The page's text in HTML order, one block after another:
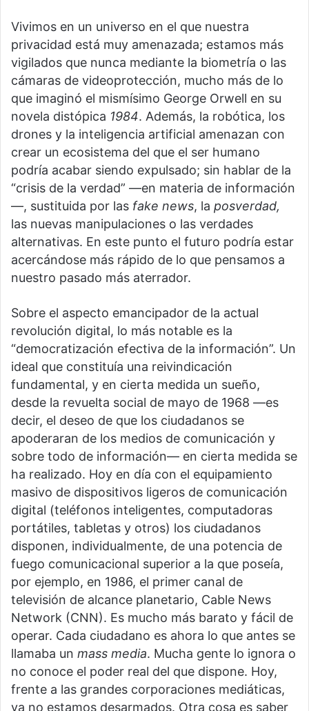
Vivimos en un universo en el que nuestra
privacidad está muy amenazada; estamos más
vigilados que nunca mediante la biometría o las
cámaras de videoprotección, mucho más de lo
que imaginó el mismísimo George Orwell en su
novela distópica 1984. Además, la robótica, los
drones y la inteligencia artificial amenazan con
crear un ecosistema del que el ser humano
podría acabar siendo expulsado; sin hablar de la
“crisis de la verdad” —en materia de información
—, sustituida por las fake news, la posverdad,
las nuevas manipulaciones o las verdades
alternativas. En este punto el futuro podría estar
acercándose más rápido de lo que pensamos a
nuestro pasado más aterrador.
Sobre el aspecto emancipador de la actual
revolución digital, lo más notable es la
“democratización efectiva de la información”. Un
ideal que constituía una reivindicación
fundamental, y en cierta medida un sueño,
desde la revuelta social de mayo de 1968 —es
decir, el deseo de que los ciudadanos se
apoderaran de los medios de comunicación y
sobre todo de información— en cierta medida se
ha realizado. Hoy en día con el equipamiento
masivo de dispositivos ligeros de comunicación
digital (teléfonos inteligentes, computadoras
portátiles, tabletas y otros) los ciudadanos
disponen, individualmente, de una potencia de
fuego comunicacional superior a la que poseía,
por ejemplo, en 1986, el primer canal de
televisión de alcance planetario, Cable News
Network (CNN). Es mucho más barato y fácil de
operar. Cada ciudadano es ahora lo que antes se
llamaba un mass media. Mucha gente lo ignora o
no conoce el poder real del que dispone. Hoy,
frente a las grandes corporaciones mediáticas,
ya no estamos desarmados. Otra cosa es saber